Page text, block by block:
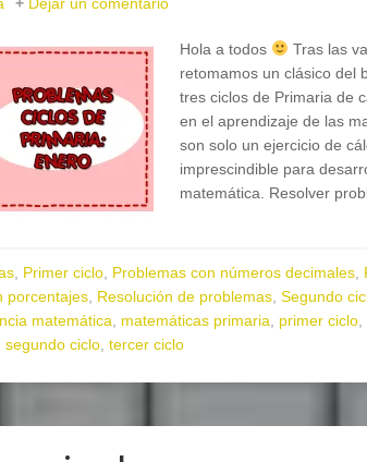
Hola a todos
Tras las
retomamos un clásico del
tres ciclos de Primaria de
en el aprendizaje de las
son solo un ejercicio de
imprescindible para
matemática. Resolver
Primer ciclo Problemas con números decimales
porcentajes Resolución de problemas Segundo
matemática matemáticas primaria primer ciclo
segundo ciclo tercer ciclo